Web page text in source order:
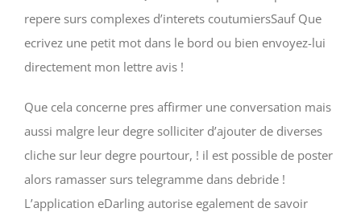
repere surs complexes d’interets coutumiersSauf Que
ecrivez une petit mot dans le bord ou bien envoyez-lui
directement mon lettre avis !
Que cela concerne pres affirmer une conversation mais
aussi malgre leur degre solliciter d’ajouter de diverses
cliche sur leur degre pourtour, ! il est possible de poster
alors ramasser surs telegramme dans debride !
L’application eDarling autorise egalement de savoir